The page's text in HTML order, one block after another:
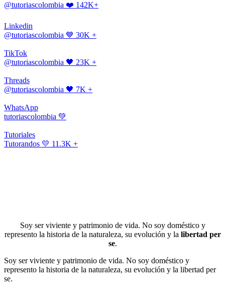
@tutoriascolombia ❤️ 142K+
Linkedin
@tutoriascolombia 💙 30K +
TikTok
@tutoriascolombia 🖤 23K +
Threads
@tutoriascolombia 🖤 7K +
WhatsApp
tutoriascolombia 💚
Tutoriales
Tutorandos 💛 11.3K +
Soy ser viviente y patrimonio de vida. No soy doméstico y
represento la historia de la naturaleza, su evolución y la libertad per
se.
Soy ser viviente y patrimonio de vida. No soy doméstico y
represento la historia de la naturaleza, su evolución y la libertad per
se.